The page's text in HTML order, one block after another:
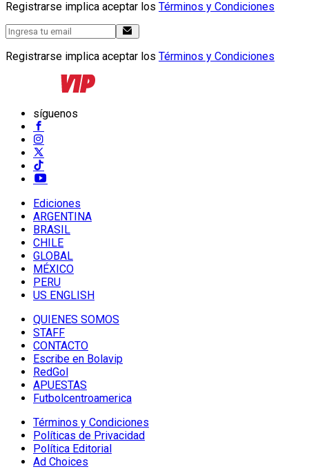
Registrarse implica aceptar los Términos y Condiciones
Registrarse implica aceptar los Términos y Condiciones
síguenos
Ediciones
ARGENTINA
BRASIL
CHILE
GLOBAL
MÉXICO
PERU
US ENGLISH
QUIENES SOMOS
STAFF
CONTACTO
Escribe en Bolavip
RedGol
APUESTAS
Futbolcentroamerica
Términos y Condiciones
Políticas de Privacidad
Política Editorial
Ad Choices